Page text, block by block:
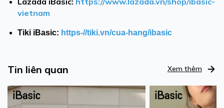
vietnam
Tiki iBasic: https-//tiki.vn/cua-hang/ibasic
Tin liên quan Xem thêm